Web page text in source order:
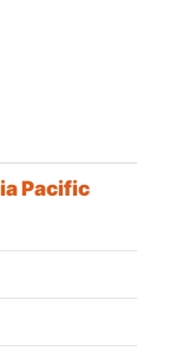
Pacific